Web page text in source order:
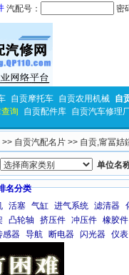
汽配号： 密
自贡摩托车 自贡农用机械 自
询 自贡配件库 自贡汽车修理
>> 自贡汽配名片 >> 自贡,甯冨姞
单位名
名分类
活塞 气缸 进气系统 滤清器
凸轮轴 挤压件 冲压件 橡胶件
感器 导航 断电器 闪光器 仪表